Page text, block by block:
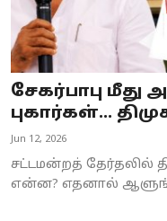
சேகர்பாபு மீது
புகார்கள்…
Jun 12, 2026
சட்டமன்றத் தேர்தலில்
என்ன? எதனால்